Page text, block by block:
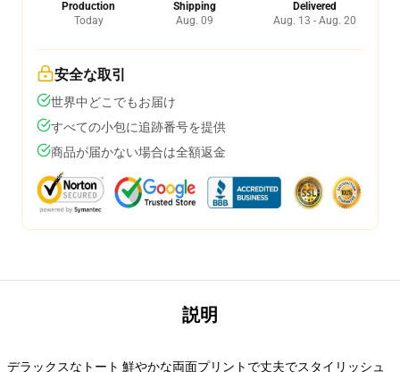
Production
Today
Shipping
Aug. 09
Delivered
Aug. 13 - Aug. 20
安全な取引
世界中どこでもお届け
すべての小包に追跡番号を提供
商品が届かない場合は全額返金
説明
デラックスなトート 鮮やかな両面プリントで丈夫でスタイリッシュ